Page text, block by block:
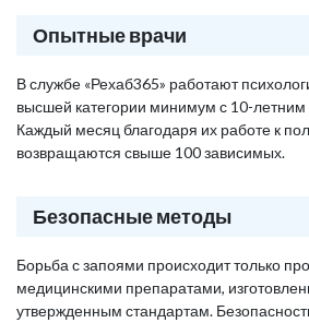
Опытные врачи
В службе «Рехаб365» работают
высшей категории минимум с 10-
Каждый месяц благодаря их работе к
возвращаются свыше 100 зависимых.
Безопасные методы
Борьба с запоями происходит только
медицинскими препаратами,
утвержденным стандартам.